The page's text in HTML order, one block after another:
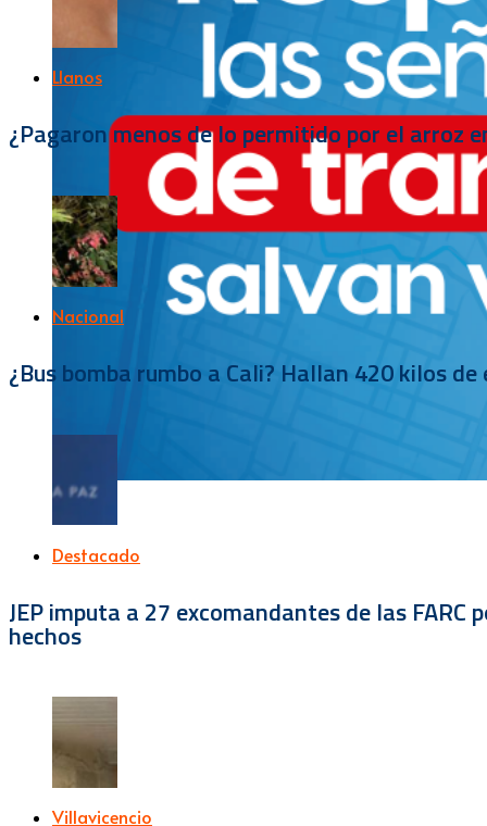
Llanos
¿Pagaron menos de lo permitido por el arroz
Nacional
¿Bus bomba rumbo a Cali? Hallan 420 kilos
Destacado
JEP imputa a 27 excomandantes de las
hechos
Villavicencio